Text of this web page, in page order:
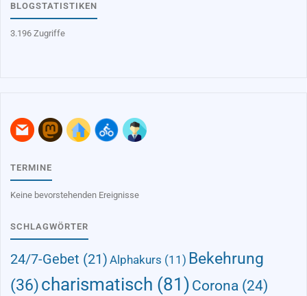
BLOGSTATISTIKEN
3.196 Zugriffe
TERMINE
Keine bevorstehenden Ereignisse
SCHLAGWÖRTER
24/7-Gebet (21) Alphakurs (11) Bekehrung
(36)charismatisch (81) Corona (24)